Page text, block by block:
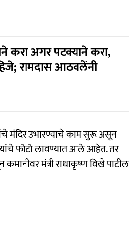
करा अगर पटक्याने करा,
रामदास आठवलेंनी
मंदिर उभारण्याचे काम सुरू असून
फोटो लावण्यात आले आहेत. तर
मंत्री राधाकृष्ण विखे पाटील